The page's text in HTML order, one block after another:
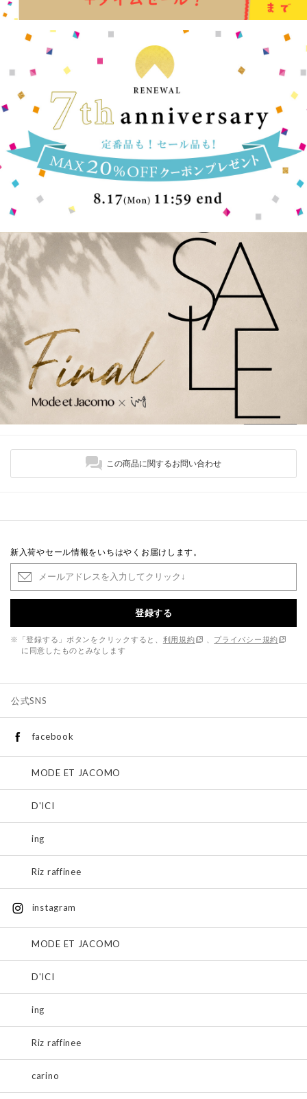
この商品に関するお問い合わせ
新入荷やセール情報をいちはやくお届けします。
登録する
※「登録する」ボタンをクリックすると、 利用規約
プライバシー規約
に同意したものとみなします
公式SNS
facebook
MODE ET JACOMO
D'ICI
ing
Riz raffinee
instagram
MODE ET JACOMO
D'ICI
ing
Riz raffinee
carino